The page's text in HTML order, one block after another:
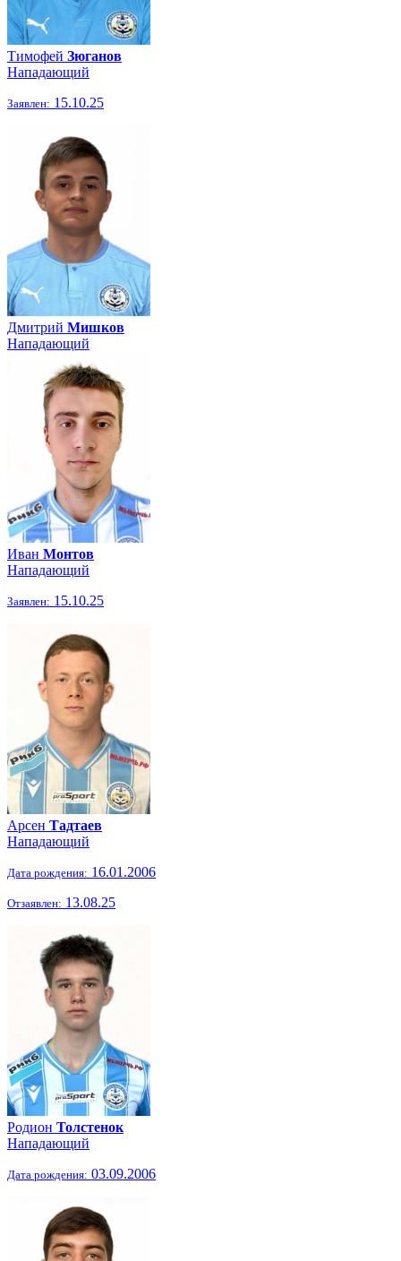
Тимофей Зюганов
Нападающий
Заявлен: 15.10.25
Дмитрий Мишков
Нападающий
Иван Монтов
Нападающий
Заявлен: 15.10.25
Арсен Тадтаев
Нападающий
Дата рождения: 16.01.2006
Отзаявлен: 13.08.25
Родион Толстенок
Нападающий
Дата рождения: 03.09.2006